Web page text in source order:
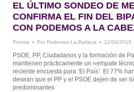
EL ÚLTIMO SONDEO DE
CONFIRMA EL FIN DEL
CON PODEMOS A LA
Prensa Por Podemos La Bañeza 12/04/2015
PSOE, PP, Ciudadanos y la formación de
mantienen prácticamente un «empate
reciente encuesta para ‘El País’. El 77%
desean que el PP y el PSOE dejen de ser
predominantes